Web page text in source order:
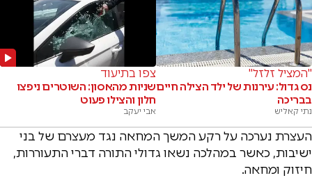
"המציל זלזל"
נס גדול: עירנות של ילד הצילה חיים
בבריכה
נתי קאליש
צפו בתיעוד
שניות מהאסון: השוטרים ניפצו
חלון והצילו פעוט
אבי יעקב
העצרת נערכה על רקע המשך המחאה נגד מעצרם של בני
ישיבות, כאשר במהלכה נשאו גדולי התורה דברי התעוררות,
חיזוק ומחאה.